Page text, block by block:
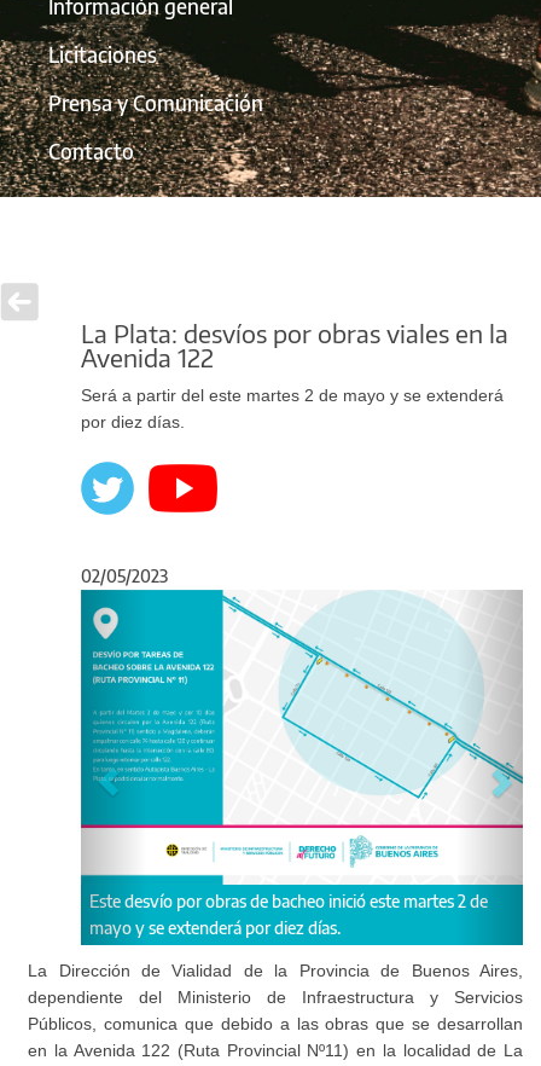
Información general
Licitaciones
Prensa y Comunicación
Contacto
La Plata: desvíos por obras viales en la
Avenida 122
Será a partir del este martes 2 de mayo y se extenderá
por diez días.
02/05/2023
​Este desvío por obras de bacheo inició este martes 2 de
mayo y se extenderá por diez días.
Anterior
La Dirección de Vialidad de la Provincia de Buenos Aires,
dependiente del Ministerio de Infraestructura y Servicios
Públicos, comunica que debido a las obras que se desarrollan
en la Avenida 122 (Ruta Provincial Nº11) en la localidad de La